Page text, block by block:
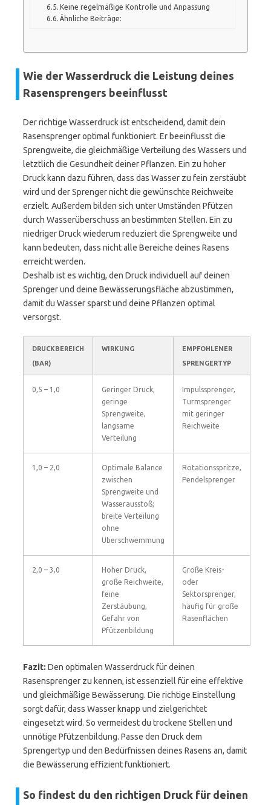
Keine regelmäßige Kontrolle und Anpassung
Ähnliche Beiträge:
Wie der Wasserdruck die Leistung deines
Rasensprengers beeinflusst
Der richtige Wasserdruck ist entscheidend, damit dein
Rasensprenger optimal funktioniert. Er beeinflusst die
Sprengweite, die gleichmäßige Verteilung des Wassers und
letztlich die Gesundheit deiner Pflanzen. Ein zu hoher
Druck kann dazu führen, dass das Wasser zu fein zerstäubt
wird und der Sprenger nicht die gewünschte Reichweite
erzielt. Außerdem bilden sich unter Umständen Pfützen
durch Wasserüberschuss an bestimmten Stellen. Ein zu
niedriger Druck wiederum reduziert die Sprengweite und
kann bedeuten, dass nicht alle Bereiche deines Rasens
erreicht werden.
Deshalb ist es wichtig, den Druck individuell auf deinen
Sprenger und deine Bewässerungsfläche abzustimmen,
damit du Wasser sparst und deine Pflanzen optimal
versorgst.
DRUCKBEREICH
(BAR)
WIRKUNG
EMPFOHLENER
SPRENGERTYP
0,5 – 1,0
Geringer Druck,
geringe
Sprengweite,
langsame
Verteilung
Impulssprenger,
Turmsprenger
mit geringer
Reichweite
1,0 – 2,0
Optimale Balance
zwischen
Sprengweite und
Wasserausstoß;
breite Verteilung
ohne
Überschwemmung
Rotationsspritze,
Pendelsprenger
2,0 – 3,0
Hoher Druck,
große Reichweite,
feine
Zerstäubung,
Gefahr von
Pfützenbildung
Große Kreis-
oder
Sektorsprenger,
häufig für große
Rasenflächen
Fazit: Den optimalen Wasserdruck für deinen
Rasensprenger zu kennen, ist essenziell für eine effektive
und gleichmäßige Bewässerung. Die richtige Einstellung
sorgt dafür, dass Wasser knapp und zielgerichtet
eingesetzt wird. So vermeidest du trockene Stellen und
unnötige Pfützenbildung. Passe den Druck dem
Sprengertyp und den Bedürfnissen deines Rasens an, damit
die Bewässerung effizient funktioniert.
So findest du den richtigen Druck für deinen